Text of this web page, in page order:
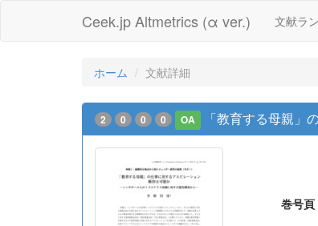
Ceek.jp Altmetrics (α ver.) 文献ラ
ホーム 文献詳細
2 0 0 0 OA 「教育する母親
巻号頁